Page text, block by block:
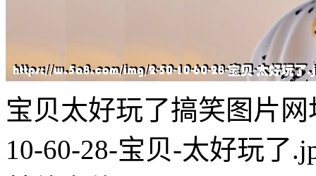
宝贝太好玩了搞笑图片网
10-60-28-宝贝-太好玩了